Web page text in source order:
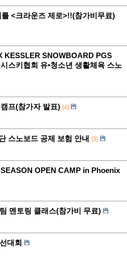
<크라운즈 제로>!!(참가비무료)
KESSLER SNOWBOARD PGS
스키협회 유•청소년 생활체육 스노
프(참가자 발표) [4]
스노보드 공제 보험 안내 [3]
OPEN CAMP in Phoenix
멘토링 클래스(참가비 무료)
대회